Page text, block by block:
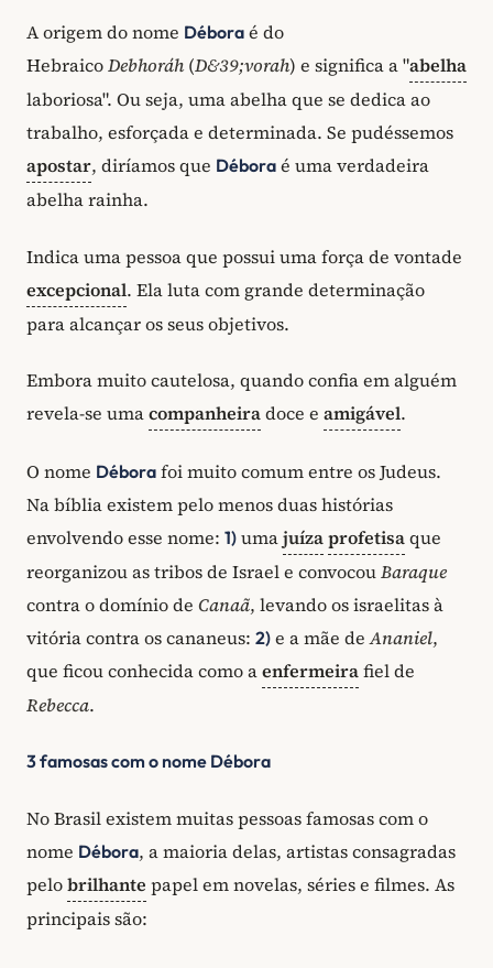
A origem do nome Débora é do
HebraicoDebhoráh(D&39;vorah) e significa a "abelha
laboriosa". Ou seja, uma abelha que se dedica ao
trabalho, esforçada e determinada. Se pudéssemos
apostar, diríamos que Débora é uma verdadeira
abelha rainha.
Indica uma pessoa que possui uma força de vontade
excepcional. Ela luta com grande determinação
para alcançar os seus objetivos.
Embora muito cautelosa, quando confia em alguém
revela-se umacompanheiradoce e amigável.
O nome Débora foi muito comum entre os Judeus.
Na bíblia existem pelo menos duas histórias
envolvendo esse nome: 1) umajuízaprofetisaque
reorganizou as tribos de Israel e convocouBaraque
contra o domínio de Canaã, levando os israelitas à
vitória contra os cananeus: 2) e a mãe deAnaniel,
que ficou conhecida como aenfermeirafiel de
Rebecca.
3 famosas com o nome Débora
No Brasil existem muitas pessoas famosas com o
nome Débora, a maioria delas, artistas consagradas
pelobrilhante papel em novelas, séries e filmes. As
principais são: